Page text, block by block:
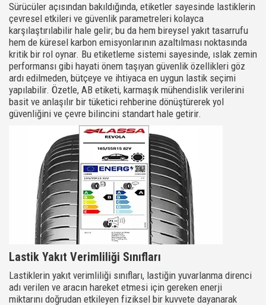
Sürücüler açısından bakıldığında, etiketler sayesinde lastiklerin
çevresel etkileri ve güvenlik parametreleri kolayca
karşılaştırılabilir hale gelir; bu da hem bireysel yakıt tasarrufu
hem de küresel karbon emisyonlarının azaltılması noktasında
kritik bir rol oynar. Bu etiketleme sistemi sayesinde, ıslak zemin
performansı gibi hayati önem taşıyan güvenlik özellikleri göz
ardı edilmeden, bütçeye ve ihtiyaca en uygun lastik seçimi
yapılabilir. Özetle, AB etiketi, karmaşık mühendislik verilerini
basit ve anlaşılır bir tüketici rehberine dönüştürerek yol
güvenliğini ve çevre bilincini standart hale getirir.
Lastik Yakıt Verimliliği Sınıfları
Lastiklerin yakıt verimliliği sınıfları, lastiğin yuvarlanma direnci
adı verilen ve aracın hareket etmesi için gereken enerji
miktarını doğrudan etkileyen fiziksel bir kuvvete dayanarak